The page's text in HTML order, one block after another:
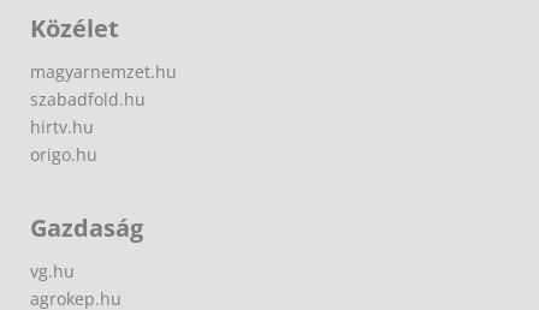
Közélet
magyarnemzet.hu
szabadfold.hu
hirtv.hu
origo.hu
Gazdaság
vg.hu
agrokep.hu